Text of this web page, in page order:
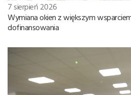
7 sierpień 2026
Wymiana okien z większym
dofinansowania